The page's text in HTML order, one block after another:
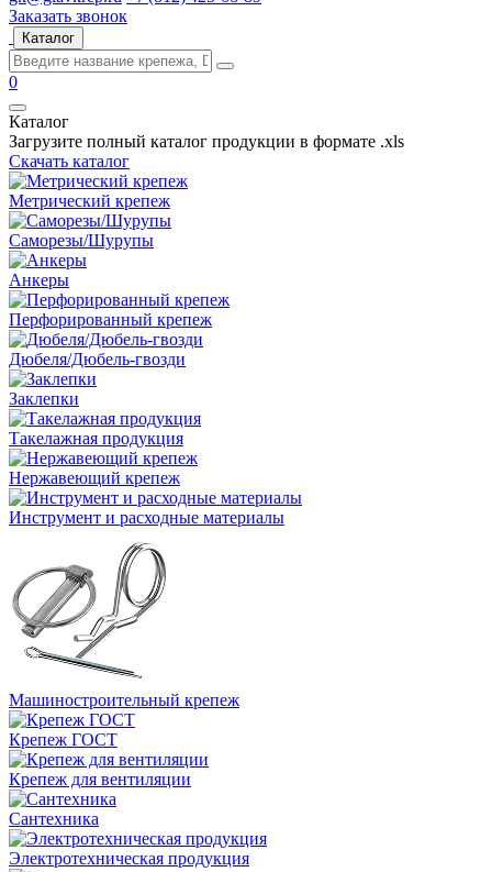
Заказать звонок
Каталог
0
Каталог
Загрузите полный каталог продукции в формате .xls
Скачать каталог
Метрический крепеж
Саморезы/Шурупы
Анкеры
Перфорированный крепеж
Дюбеля/Дюбель-гвозди
Заклепки
Такелажная продукция
Нержавеющий крепеж
Инструмент и расходные материалы
Машиностроительный крепеж
Крепеж ГОСТ
Крепеж для вентиляции
Сантехника
Электротехническая продукция